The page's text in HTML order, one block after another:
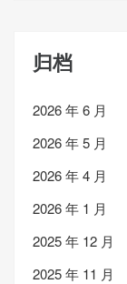
归档
2026 年 6 月
2026 年 5 月
2026 年 4 月
2026 年 1 月
2025 年 12 月
2025 年 11 月